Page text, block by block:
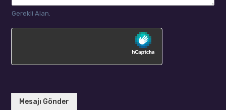
Gerekli Alan.
Mesajı Gönder